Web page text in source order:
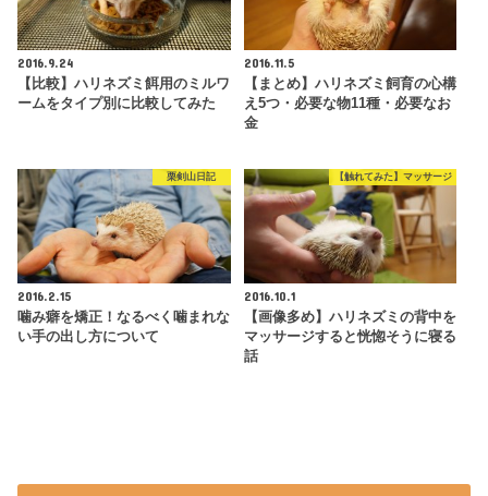
2016.9.24
【比較】ハリネズミ餌用のミルワ
ームをタイプ別に比較してみた
2016.11.5
【まとめ】ハリネズミ飼育の心構
え5つ・必要な物11種・必要なお
金
栗剣山日記
2016.2.15
噛み癖を矯正！なるべく噛まれな
い手の出し方について
【触れてみた】マッサージ
2016.10.1
【画像多め】ハリネズミの背中を
マッサージすると恍惚そうに寝る
話